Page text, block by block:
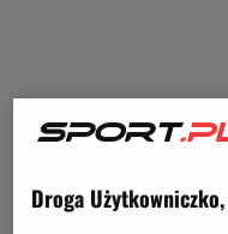
Droga